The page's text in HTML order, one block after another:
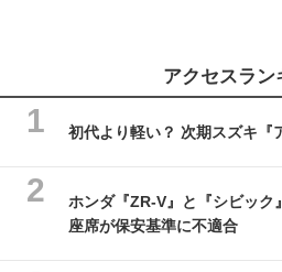
アクセスラン
初代より軽い？ 次期スズキ『
ホンダ『ZR-V』と『シビック
座席が保安基準に不適合